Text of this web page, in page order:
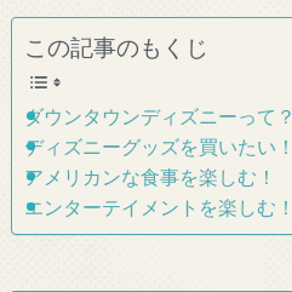
この記事のもくじ
ダウンタウンディズニーって？
ディズニーグッズを買いたい！
アメリカンな食事を楽しむ！
エンターテイメントを楽しむ！